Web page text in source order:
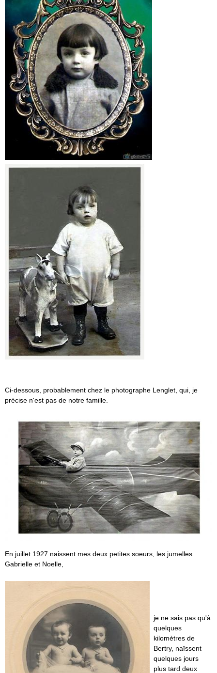
Ci-dessous, probablement chez le photographe Lenglet, qui, je
précise n'est pas de notre famille.
En juillet 1927 naissent mes deux petites soeurs, les jumelles
Gabrielle et Noelle,
je ne sais pas qu'à
quelques
kilomètres de
Bertry, naîssent
quelques jours
plus tard deux